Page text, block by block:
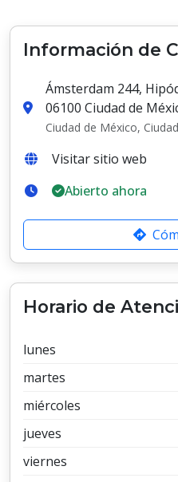
Información de
Ámsterdam 244,
06100 Ciudad de
Ciudad de México,
Visitar sitio web
Abierto ahora
Horario de
lunes
martes
miércoles
jueves
viernes